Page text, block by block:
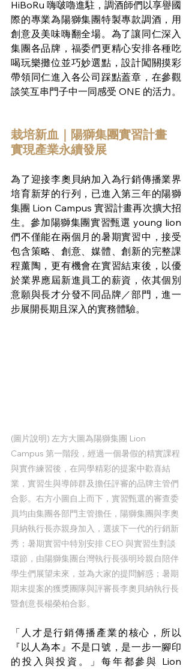
HiBoRu 嗨啵嚕進駐，調酒師們以享譽國
際的專業為陽獅集團特製專款調酒，用
創意及美味嗨翻全場。為了讓同仁深入
集團各品牌，福委們更精心安排各種吃
喝玩樂攤位並巧妙選點，設計闖關摸彩
帶領同仁進入各公司踩點蓋章，在參觀
談笑互串門子中一同感受 ONE 的活力。
栽培新血｜陽獅集團實習計畫
實現產業永續發展
為了迎接李奧貝納加入為行銷傳播業界
培育新芽的行列，已進入第三年的陽獅
集團 Lion Campus 實習計畫再次擴大招
生。參加陽獅集團實習甄選 young lion
們不僅能在兩個月的暑期實習中，接受
包含策略、創意、媒體、創新的完整課
程薰陶，更有機會在實習結束後，以優
於業界應屆新進員工的薪資，依其個別
意願與長才分發不同品牌／部門，進一
步展開長期且深入的實務體驗。
(圖片說明) 左方大圖為陽獅集團 Lion
Campus 第一階段，經過一個暑假的精實課程
與實作練習後，在同學精彩的提案中歡喜結
業，實習生與導師群及擔任評審的品牌主管們
合影。右方小圖自上而下，實習甄選的審查委
員均由集團各部門主管擔任，陽獅集團與李奧
貝納執行長亦親身加入，選拔下一代的行銷新
秀；暑期實習中特別安排 CEO 與實習生對談
環節，由陽獅集團台灣執行長張明玲親自陪伴
學生們展望未來，並為大家的提問解惑；暑期
期末提案的獲獎團隊與評審長李奧貝納執行長
暨創意長楊榮柏合影。
「人才是行銷傳播產業的核心，所以
『以人為本』不是口號，是一步一腳印
的投入與投資。」每年都參與 Lion